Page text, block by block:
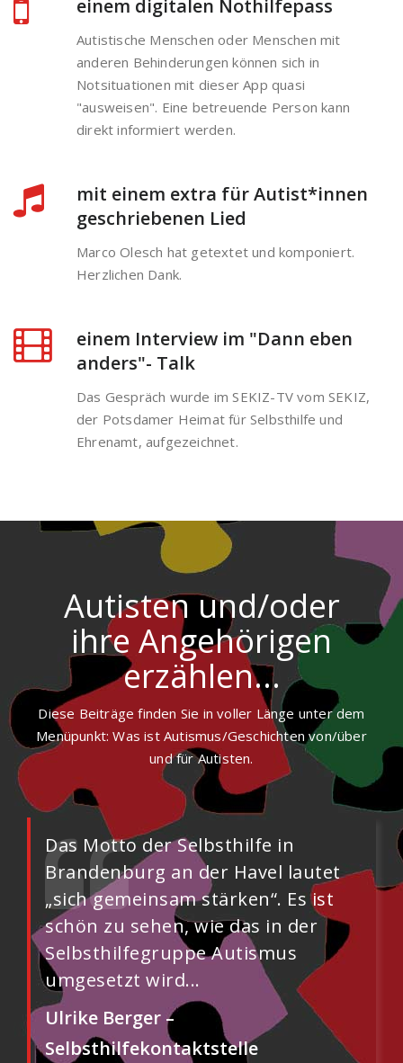
einem digitalen Nothilfepass
Autistische Menschen oder Menschen mit
anderen Behinderungen können sich in
Notsituationen mit dieser App quasi
"ausweisen". Eine betreuende Person kann
direkt informiert werden.
mit einem extra für Autist*innen
geschriebenen Lied
Marco Olesch hat getextet und komponiert.
Herzlichen Dank.
einem Interview im "Dann eben
anders"- Talk
Das Gespräch wurde im SEKIZ-TV vom SEKIZ,
der Potsdamer Heimat für Selbsthilfe und
Ehrenamt, aufgezeichnet.
Autisten und/oder
ihre Angehörigen
erzählen...
Diese Beiträge finden Sie in voller Länge unter dem
Menüpunkt: Was ist Autismus/Geschichten von/über
und für Autisten.
Das Motto der Selbsthilfe in
Brandenburg an der Havel lautet
„sich gemeinsam stärken“. Es ist
schön zu sehen, wie das in der
Selbsthilfegruppe Autismus
umgesetzt wird...
Ulrike Berger –
Selbsthilfekontaktstelle